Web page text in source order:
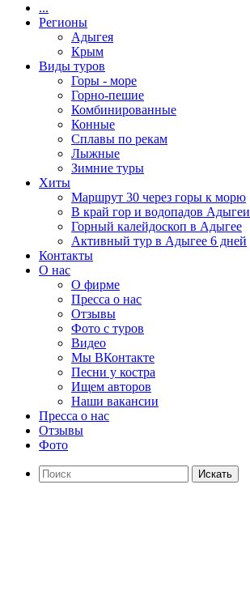
...
Регионы
Адыгея
Крым
Виды туров
Горы - море
Горно-пешие
Комбинированные
Конные
Сплавы по рекам
Лыжные
Зимние туры
Хиты
Маршрут 30 через горы к морю
В край гор и водопадов Адыгеи
Горный калейдоскоп в Адыгее
Активный тур в Адыгее 6 дней
Контакты
О нас
О фирме
Пресса о нас
Отзывы
Фото с туров
Видео
Мы ВКонтакте
Песни у костра
Ищем авторов
Наши вакансии
Пресса о нас
Отзывы
Фото
Искать